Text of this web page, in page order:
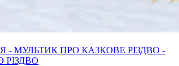
- МУЛЬТИК ПРО КАЗКОВЕ РІЗДВО -
РІЗДВО